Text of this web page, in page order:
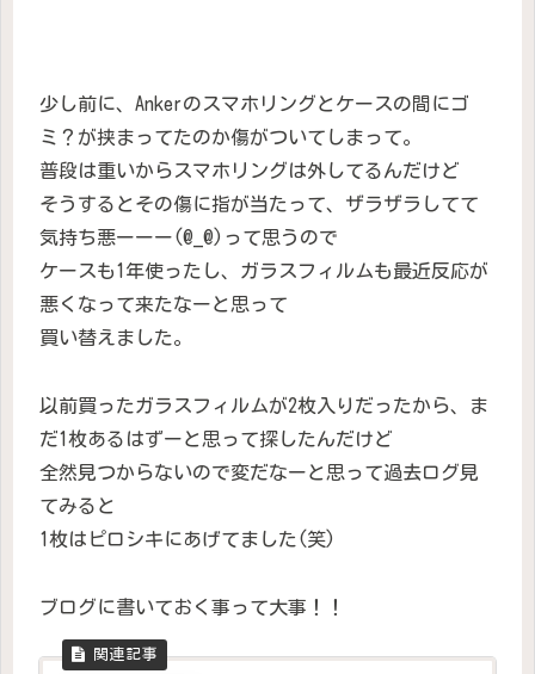
少し前に、Ankerのスマホリングとケースの間にゴ
ミ？が挟まってたのか傷がついてしまって。
普段は重いからスマホリングは外してるんだけど
そうするとその傷に指が当たって、ザラザラしてて
気持ち悪ーーー(@_@)って思うので
ケースも1年使ったし、ガラスフィルムも最近反応が
悪くなって来たなーと思って
買い替えました。
以前買ったガラスフィルムが2枚入りだったから、ま
だ1枚あるはずーと思って探したんだけど
全然見つからないので変だなーと思って過去ログ見
てみると
1枚はピロシキにあげてました(笑)
ブログに書いておく事って大事！！